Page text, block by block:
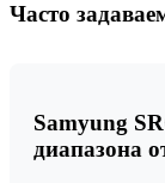
Часто
Samyung
диапазона